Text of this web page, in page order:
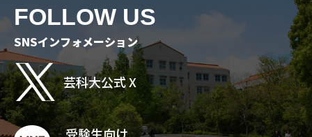
FOLLOW US
SNSインフォメーション
芸科大公式 X